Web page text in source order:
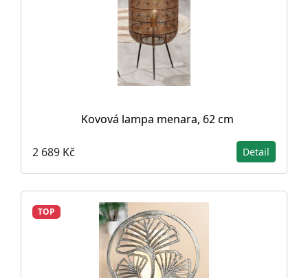
Kovová lampa menara, 62 cm
2 689 Kč Detail
TOP